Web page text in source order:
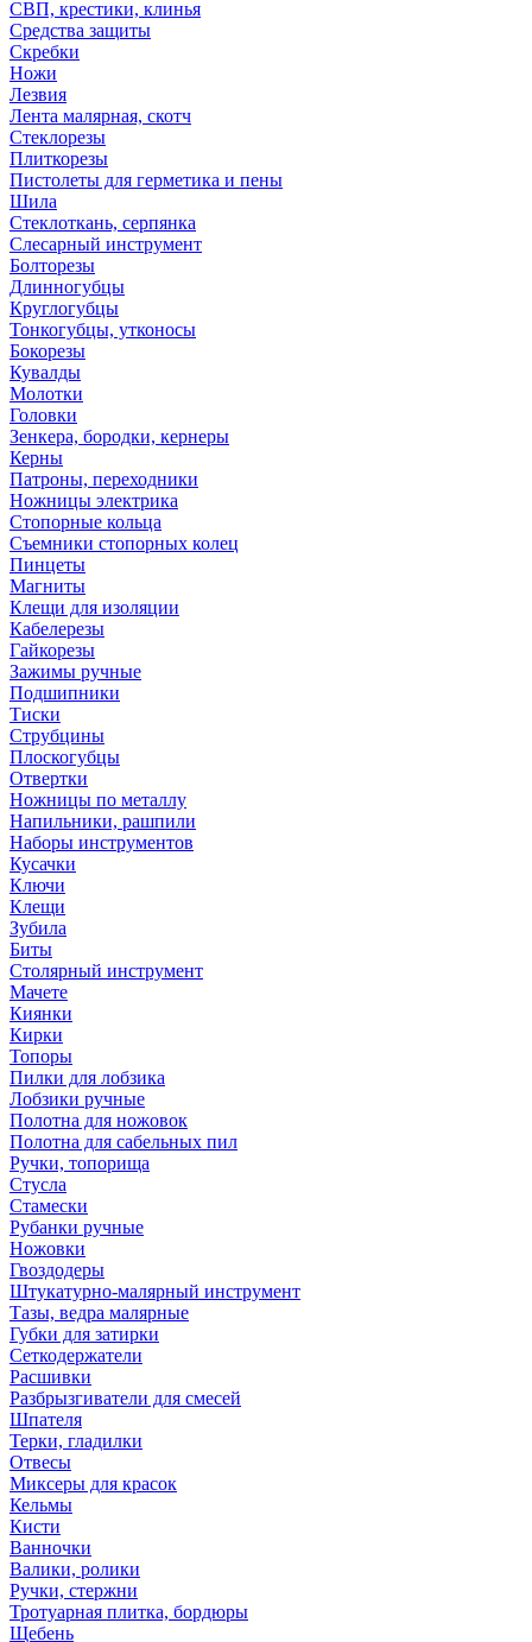
СВП, крестики, клинья
Средства защиты
Скребки
Ножи
Лезвия
Лента малярная, скотч
Стеклорезы
Плиткорезы
Пистолеты для герметика и пены
Шила
Стеклоткань, серпянка
Слесарный инструмент
Болторезы
Длинногубцы
Круглогубцы
Тонкогубцы, утконосы
Бокорезы
Кувалды
Молотки
Головки
Зенкера, бородки, кернеры
Керны
Патроны, переходники
Ножницы электрика
Стопорные кольца
Съемники стопорных колец
Пинцеты
Магниты
Клещи для изоляции
Кабелерезы
Гайкорезы
Зажимы ручные
Подшипники
Тиски
Струбцины
Плоскогубцы
Отвертки
Ножницы по металлу
Напильники, рашпили
Наборы инструментов
Кусачки
Ключи
Клещи
Зубила
Биты
Столярный инструмент
Мачете
Киянки
Кирки
Топоры
Пилки для лобзика
Лобзики ручные
Полотна для ножовок
Полотна для сабельных пил
Ручки, топорища
Стусла
Стамески
Рубанки ручные
Ножовки
Гвоздодеры
Штукатурно-малярный инструмент
Тазы, ведра малярные
Губки для затирки
Сеткодержатели
Расшивки
Разбрызгиватели для смесей
Шпателя
Терки, гладилки
Отвесы
Миксеры для красок
Кельмы
Кисти
Ванночки
Валики, ролики
Ручки, стержни
Тротуарная плитка, бордюры
Щебень